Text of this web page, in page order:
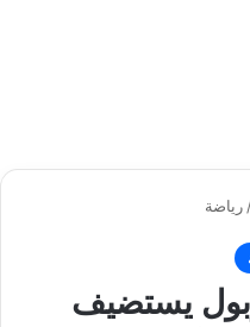
رياضة
يستضيف